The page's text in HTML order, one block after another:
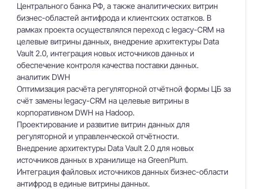
Центрального банка РФ, а также аналитических витрин
бизнес-областей антифрода и клиентских остатков. В
рамках проекта осуществлялся переход с legacy-CRM на
целевые витрины данных, внедрение архитектуры Data
Vault 2.0, интеграция новых источников данных и
обеспечение контроля качества поставки данных.
аналитик DWH
Оптимизация расчёта регуляторной отчётной формы ЦБ за
счёт замены legacy-CRM на целевые витрины в
корпоративном DWH на Hadoop.
Проектирование и развитие витрин данных для
регуляторной и управленческой отчётности.
Внедрение архитектуры Data Vault 2.0 для новых
источников данных в хранилище на GreenPlum.
Интеграция файловых источников данных бизнес-области
антифрод в единые витрины данных.